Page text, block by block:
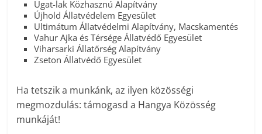
Ugat-lak Közhasznú Alapítvány
Újhold Állatvédelem Egyesület
Ultimátum Állatvédelmi Alapítvány, Macskamentés
Vahur Ajka és Térsége Állatvédő Egyesület
Viharsarki Állatőrség Alapítvány
Zseton Állatvédő Egyesület
Ha tetszik a munkánk, az ilyen közösségi
megmozdulás: támogasd a Hangya Közösség
munkáját!